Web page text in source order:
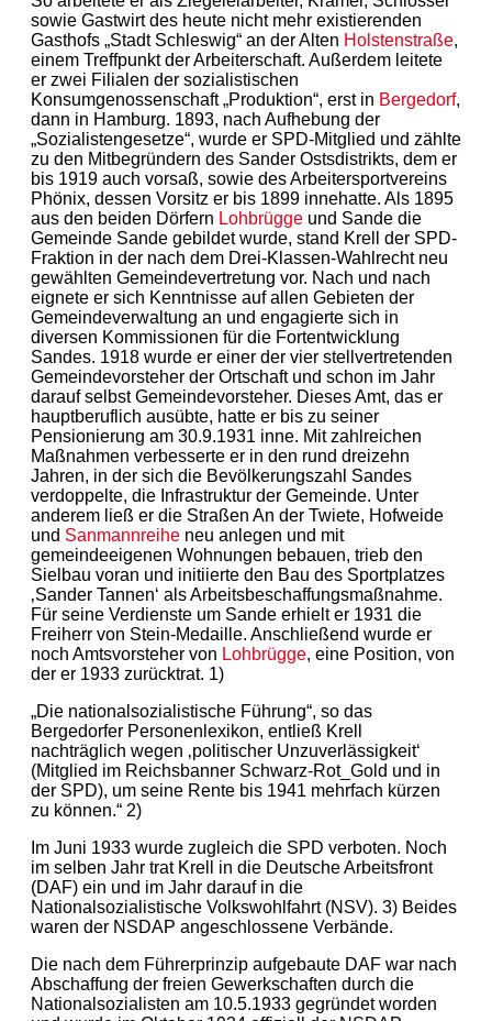
sowie Gastwirt des heute nicht mehr existierenden
Gasthofs „Stadt Schleswig“ an der Alten Holstenstraße,
einem Treffpunkt der Arbeiterschaft. Außerdem leitete
er zwei Filialen der sozialistischen
Konsumgenossenschaft „Produktion“, erst in Bergedorf,
dann in Hamburg. 1893, nach Aufhebung der
„Sozialistengesetze“, wurde er SPD-Mitglied und zählte
zu den Mitbegründern des Sander Ostsdistrikts, dem er
bis 1919 auch vorsaß, sowie des Arbeitersportvereins
Phönix, dessen Vorsitz er bis 1899 innehatte. Als 1895
aus den beiden Dörfern Lohbrügge und Sande die
Gemeinde Sande gebildet wurde, stand Krell der SPD-
Fraktion in der nach dem Drei-Klassen-Wahlrecht neu
gewählten Gemeindevertretung vor. Nach und nach
eignete er sich Kenntnisse auf allen Gebieten der
Gemeindeverwaltung an und engagierte sich in
diversen Kommissionen für die Fortentwicklung
Sandes. 1918 wurde er einer der vier stellvertretenden
Gemeindevorsteher der Ortschaft und schon im Jahr
darauf selbst Gemeindevorsteher. Dieses Amt, das er
hauptberuflich ausübte, hatte er bis zu seiner
Pensionierung am 30.9.1931 inne. Mit zahlreichen
Maßnahmen verbesserte er in den rund dreizehn
Jahren, in der sich die Bevölkerungszahl Sandes
verdoppelte, die Infrastruktur der Gemeinde. Unter
anderem ließ er die Straßen An der Twiete, Hofweide
und Sanmannreihe neu anlegen und mit
gemeindeeigenen Wohnungen bebauen, trieb den
Sielbau voran und initiierte den Bau des Sportplatzes
‚Sander Tannen‘ als Arbeitsbeschaffungsmaßnahme.
Für seine Verdienste um Sande erhielt er 1931 die
Freiherr von Stein-Medaille. Anschließend wurde er
noch Amtsvorsteher von Lohbrügge, eine Position, von
der er 1933 zurücktrat. 1)
„Die nationalsozialistische Führung“, so das
Bergedorfer Personenlexikon, entließ Krell
nachträglich wegen ‚politischer Unzuverlässigkeit‘
(Mitglied im Reichsbanner Schwarz-Rot_Gold und in
der SPD), um seine Rente bis 1941 mehrfach kürzen
zu können.“ 2)
Im Juni 1933 wurde zugleich die SPD verboten. Noch
im selben Jahr trat Krell in die Deutsche Arbeitsfront
(DAF) ein und im Jahr darauf in die
Nationalsozialistische Volkswohlfahrt (NSV). 3) Beides
waren der NSDAP angeschlossene Verbände.
Die nach dem Führerprinzip aufgebaute DAF war nach
Abschaffung der freien Gewerkschaften durch die
Nationalsozialisten am 10.5.1933 gegründet worden